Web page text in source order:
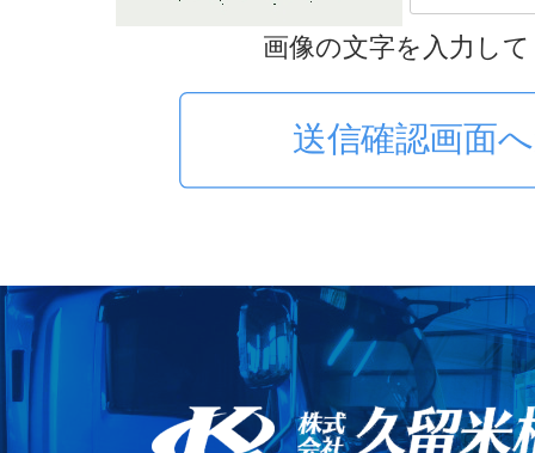
画像の文字を入力し